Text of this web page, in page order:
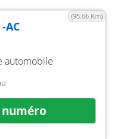
(95.66 Km)
AC
automobile